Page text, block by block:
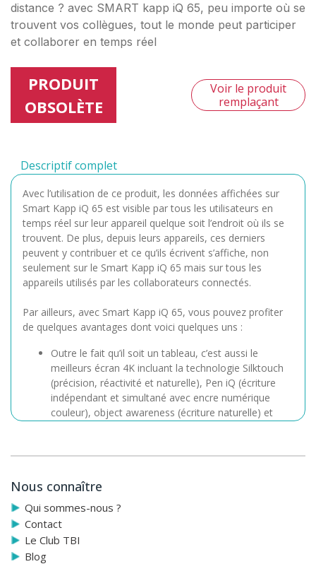
distance ? avec SMART kapp iQ 65, peu importe où se
trouvent vos collègues, tout le monde peut participer
et collaborer en temps réel
PRODUIT
OBSOLÈTE
Voir le produit
remplaçant
Descriptif complet
Avec l’utilisation de ce produit, les données affichées sur
Smart Kapp iQ 65 est visible par tous les utilisateurs en
temps réel sur leur appareil quelque soit l’endroit où ils se
trouvent. De plus, depuis leurs appareils, ces derniers
peuvent y contribuer et ce qu’ils écrivent s’affiche, non
seulement sur le Smart Kapp iQ 65 mais sur tous les
appareils utilisés par les collaborateurs connectés.
Par ailleurs, avec Smart Kapp iQ 65, vous pouvez profiter
de quelques avantages dont voici quelques uns :
Outre le fait qu’il soit un tableau, c’est aussi le
meilleurs écran 4K incluant la technologie Silktouch
(précision, réactivité et naturelle), Pen iQ (écriture
indépendant et simultané avec encre numérique
couleur), object awareness (écriture naturelle) et
qu’il soit, peut y écrire en temps réel
Android ou par iOS
Connexion simple et facile grâce à l’application Smart
kapp
Partage et visibilité des données sur tous les
appareils connectés
Nous connaître
Qui sommes-nous ?
Contact
Le Club TBI
Blog